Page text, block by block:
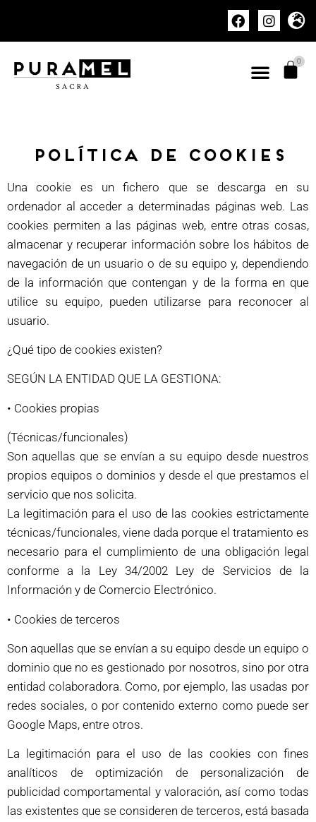
0
POLÍTICA DE COOKIES
Una cookie es un fichero que se descarga en su
ordenador al acceder a determinadas páginas web. Las
cookies permiten a las páginas web, entre otras cosas,
almacenar y recuperar información sobre los hábitos de
navegación de un usuario o de su equipo y, dependiendo
de la información que contengan y de la forma en que
utilice su equipo, pueden utilizarse para reconocer al
usuario.
¿Qué tipo de cookies existen?
SEGÚN LA ENTIDAD QUE LA GESTIONA:
• Cookies propias
(Técnicas/funcionales)
Son aquellas que se envían a su equipo desde nuestros
propios equipos o dominios y desde el que prestamos el
servicio que nos solicita.
La legitimación para el uso de las cookies estrictamente
técnicas/funcionales, viene dada porque el tratamiento es
necesario para el cumplimiento de una obligación legal
conforme a la Ley 34/2002 Ley de Servicios de la
Información y de Comercio Electrónico.
• Cookies de terceros
Son aquellas que se envían a su equipo desde un equipo o
dominio que no es gestionado por nosotros, sino por otra
entidad colaboradora. Como, por ejemplo, las usadas por
redes sociales, o por contenido externo como puede ser
Google Maps, entre otros.
La legitimación para el uso de las cookies con fines
analíticos de optimización de personalización de
publicidad comportamental y valoración, así como todas
las existentes que se consideren de terceros, está basada